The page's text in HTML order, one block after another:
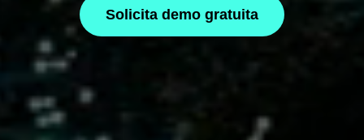
Solicita demo gratuita